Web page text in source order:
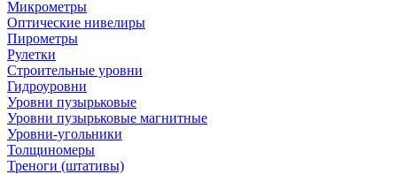
Микрометры
Оптические нивелиры
Пирометры
Рулетки
Строительные уровни
Гидроуровни
Уровни пузырьковые
Уровни пузырьковые магнитные
Уровни-угольники
Толщиномеры
Треноги (штативы)